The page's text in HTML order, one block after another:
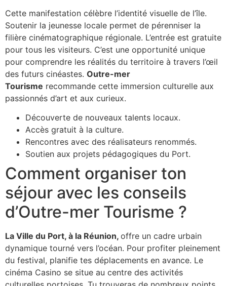
Cette manifestation célèbre l’identité visuelle de l’île.
Soutenir la jeunesse locale permet de pérenniser la
filière cinématographique régionale. L’entrée est gratuite
pour tous les visiteurs. C’est une opportunité unique
pour comprendre les réalités du territoire à travers l’œil
des futurs cinéastes. Outre-mer
Tourisme recommande cette immersion culturelle aux
passionnés d’art et aux curieux.
Découverte de nouveaux talents locaux.
Accès gratuit à la culture.
Rencontres avec des réalisateurs renommés.
Soutien aux projets pédagogiques du Port.
Comment organiser ton
séjour avec les conseils
d’Outre-mer Tourisme ?
La Ville du Port, à la Réunion, offre un cadre urbain
dynamique tourné vers l’océan. Pour profiter pleinement
du festival, planifie tes déplacements en avance. Le
cinéma Casino se situe au centre des activités